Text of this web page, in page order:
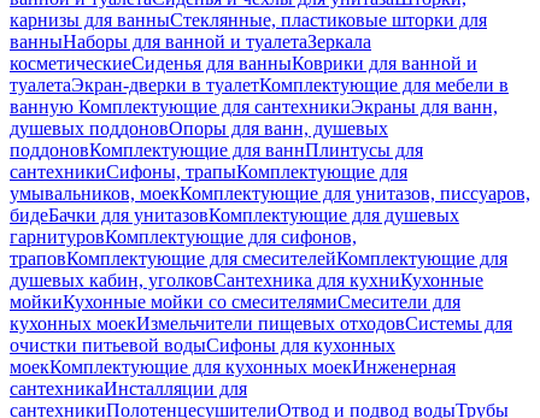
карнизы для ванныСтеклянные, пластиковые шторки для
ванныНаборы для ванной и туалетаЗеркала
косметическиеСиденья для ванныКоврики для ванной и
туалетаЭкран-дверки в туалетКомплектующие для мебели в
ванную Комплектующие для сантехникиЭкраны для ванн,
душевых поддоновОпоры для ванн, душевых
поддоновКомплектующие для ваннПлинтусы для
сантехникиСифоны, трапыКомплектующие для
умывальников, моекКомплектующие для унитазов, писсуаров,
бидеБачки для унитазовКомплектующие для душевых
гарнитуровКомплектующие для сифонов,
траповКомплектующие для смесителейКомплектующие для
душевых кабин, уголковСантехника для кухниКухонные
мойкиКухонные мойки со смесителямиСмесители для
кухонных моекИзмельчители пищевых отходовСистемы для
очистки питьевой водыСифоны для кухонных
моекКомплектующие для кухонных моекИнженерная
сантехникаИнсталляции для
сантехникиПолотенцесушителиОтвод и подвод водыТрубы